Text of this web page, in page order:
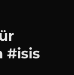
#isis